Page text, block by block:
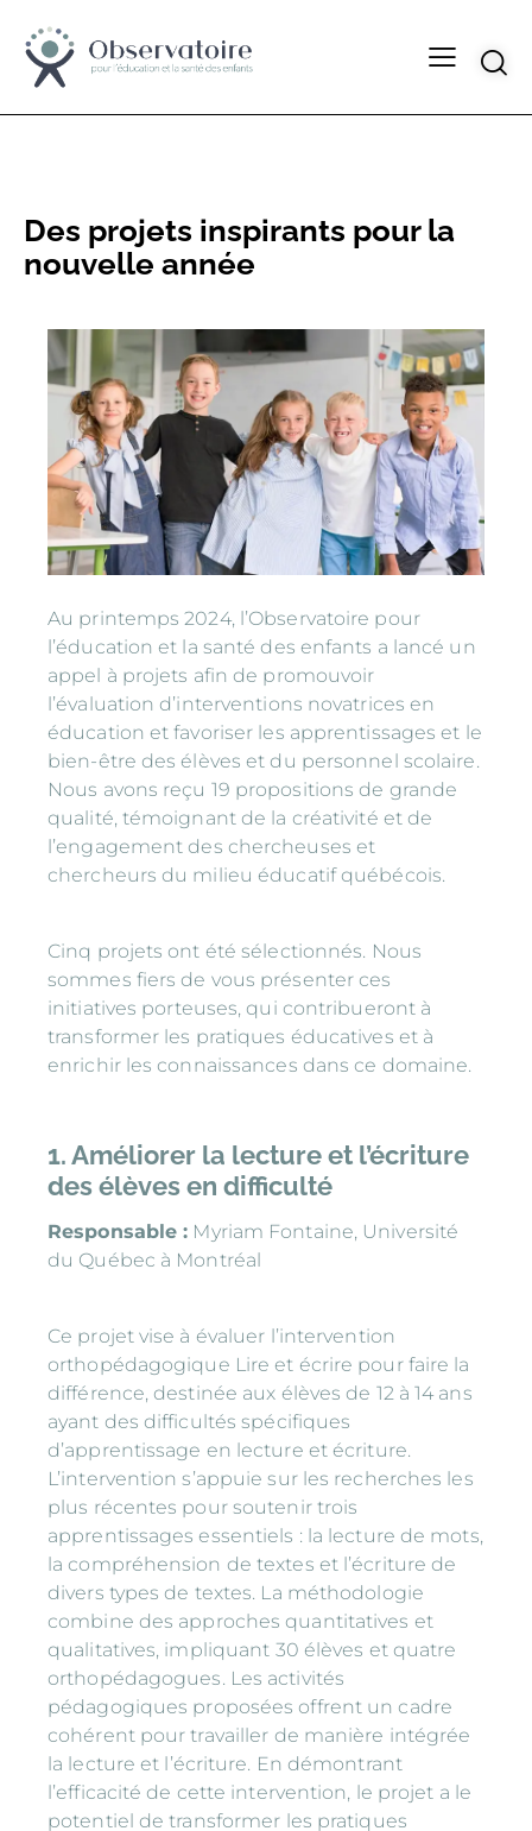
Des projets inspirants pour la
nouvelle année
Au printemps 2024, l’Observatoire pour
l’éducation et la santé des enfants a lancé un
appel à projets afin de promouvoir
l’évaluation d’interventions novatrices en
éducation et favoriser les apprentissages et le
bien-être des élèves et du personnel scolaire.
Nous avons reçu 19 propositions de grande
qualité, témoignant de la créativité et de
l’engagement des chercheuses et
chercheurs du milieu éducatif québécois.
Cinq projets ont été sélectionnés. Nous
sommes fiers de vous présenter ces
initiatives porteuses, qui contribueront à
transformer les pratiques éducatives et à
enrichir les connaissances dans ce domaine.
1. Améliorer la lecture et l’écriture
des élèves en difficulté
Responsable : Myriam Fontaine, Université
du Québec à Montréal
Ce projet vise à évaluer l’intervention
orthopédagogique Lire et écrire pour faire la
différence, destinée aux élèves de 12 à 14 ans
ayant des difficultés spécifiques
d’apprentissage en lecture et écriture.
L’intervention s’appuie sur les recherches les
plus récentes pour soutenir trois
apprentissages essentiels : la lecture de mots,
la compréhension de textes et l’écriture de
divers types de textes. La méthodologie
combine des approches quantitatives et
qualitatives, impliquant 30 élèves et quatre
orthopédagogues. Les activités
pédagogiques proposées offrent un cadre
cohérent pour travailler de manière intégrée
la lecture et l’écriture. En démontrant
l’efficacité de cette intervention, le projet a le
potentiel de transformer les pratiques